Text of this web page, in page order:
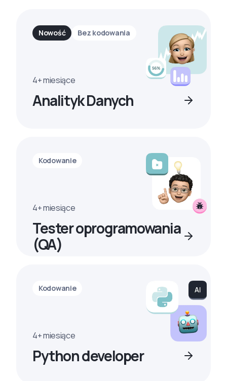
Nowość Bez kodowania
4+ miesiące
Analityk Danych
Kodowanie
4+ miesiące
Tester oprogramowania
(QA)
Kodowanie
4+ miesiące
Python developer